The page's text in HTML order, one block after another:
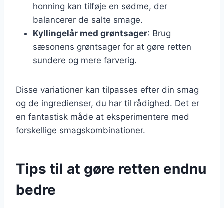
honning kan tilføje en sødme, der
balancerer de salte smage.
Kyllingelår med grøntsager: Brug
sæsonens grøntsager for at gøre retten
sundere og mere farverig.
Disse variationer kan tilpasses efter din smag
og de ingredienser, du har til rådighed. Det er
en fantastisk måde at eksperimentere med
forskellige smagskombinationer.
Tips til at gøre retten endnu
bedre